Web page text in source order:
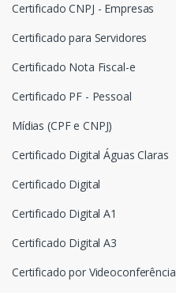
Certificado CNPJ - Empresas
Certificado para Servidores
Certificado Nota Fiscal-e
Certificado PF - Pessoal
Mídias (CPF e CNPJ)
Certificado Digital Águas Claras
Certificado Digital
Certificado Digital A1
Certificado Digital A3
Certificado por Videoconferência